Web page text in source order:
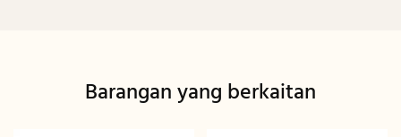
Barangan yang berkaitan